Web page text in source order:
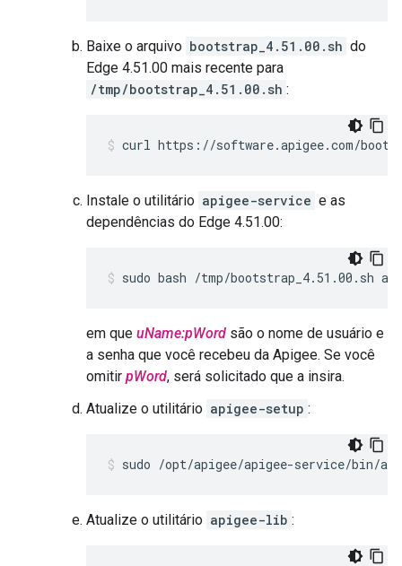
Baixe o arquivo bootstrap_4.51.00.sh do
Edge 4.51.00 mais recente para
/tmp/bootstrap_4.51.00.sh :
curl https://software.apigee.com/
Instale o utilitário apigee-service e as
dependências do Edge 4.51.00:
sudo bash /tmp/bootstrap_4.51.00.sh
em que uName:pWord são o nome de usuário e
a senha que você recebeu da Apigee. Se você
omitir pWord, será solicitado que a insira.
Atualize o utilitário apigee-setup :
sudo /opt/apigee/apigee-service/bin/
Atualize o utilitário apigee-lib :